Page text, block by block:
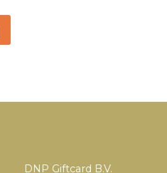
DNP Giftcard B.V.